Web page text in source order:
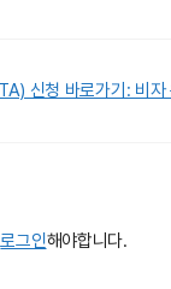
신청 바로가기: 비자
로그인해야합니다.